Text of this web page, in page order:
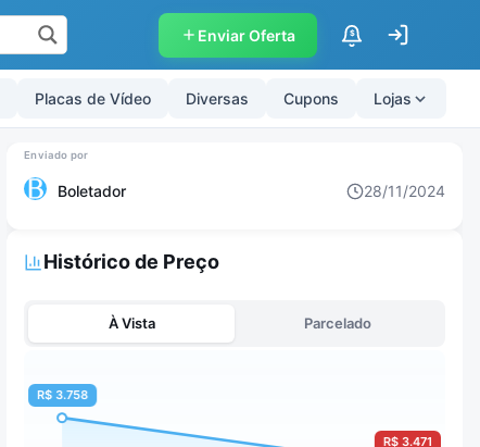
Enviar Oferta $
Placas de Vídeo Diversas Cupons Lojas
Boletador 28/11/2024
Histórico de Preço
À Vista Parcelado